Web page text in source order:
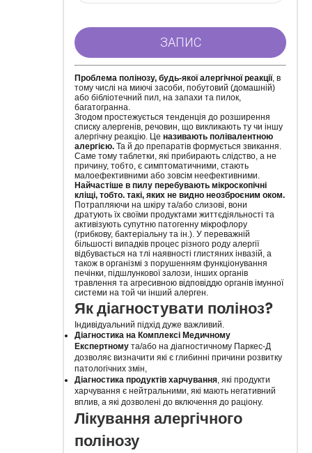
Проблема полінозу, будь-якої алергічної реакції, в
тому числі на миючі засоби, побутовий (домашній)
або бібліотечний пил, на запахи та пилок,
багатогранна.
Згодом простежується тенденція до розширення
списку алергенів, речовин, що викликають ту чи іншу
алергічну реакцію. Це називають полівалентною
алергією. Та й до препаратів формується звикання.
Саме тому таблетки, які прибирають слідство, а не
причину, тобто, є симптоматичними, стають
малоефективними або зовсім неефективними.
Найчастіше в пилу перебувають мікроскопічні
кліщі, тобто. такі, яких не видно неозброєним оком.
Потрапляючи на шкіру та/або слизові, вони
дратують їх своїми продуктами життєдіяльності та
активізують супутню патогенну мікрофлору
(грибкову, бактеріальну та ін.). У переважній
більшості випадків процес різного роду алергії
відбувається на тлі наявності глистяних інвазій, а
також в організмі з порушенням функціонування
печінки, підшлункової залози, інших органів
травлення та агресивною відповіддю органів імунної
системи на той чи інший алерген.
Як діагностувати поліноз?
Індивідуальний підхід дуже важливий.
Діагностика на Комплексі Медичному
Експертному та/або на діагностичному Паркес-Д
дозволяє визначити які є глибинні причини розвитку
патологічних змін,
Діагностика продуктів харчування, які продукти
харчування є нейтральними, які мають негативний
вплив, а які дозволені до включення до раціону.
Лікування алергічного
полінозу